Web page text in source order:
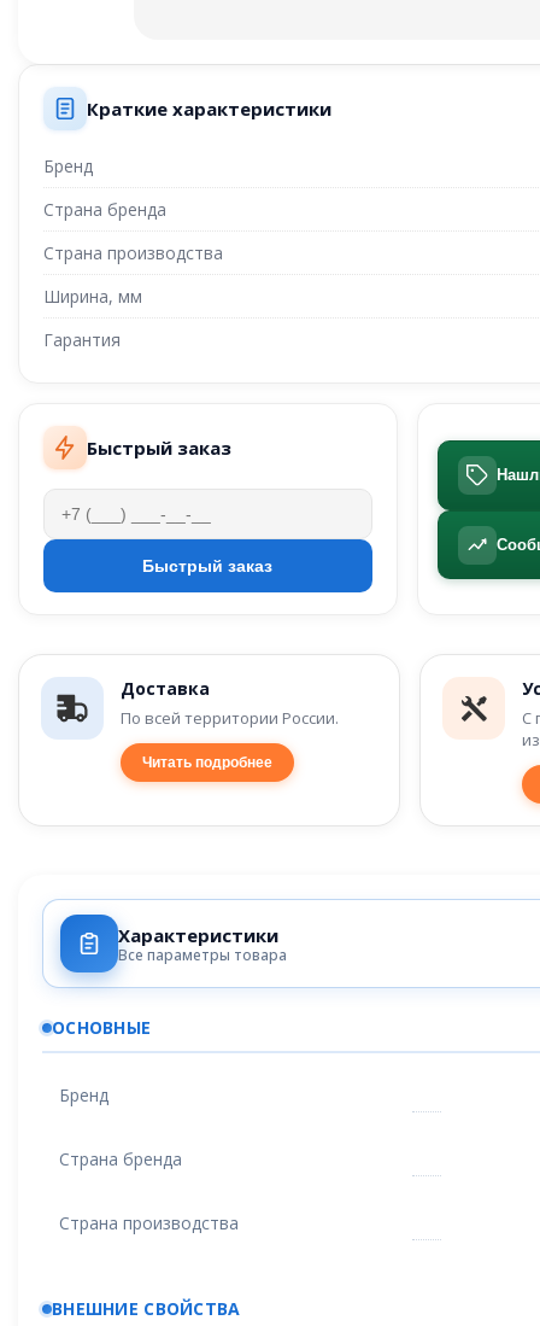
Краткие характеристики
Бренд
Страна бренда
Страна производства
Ширина, мм
Гарантия
Быстрый заказ
Доставка
По всей территории России.
Читать подробнее
С
Характеристики
Все параметры товара
ОСНОВНЫЕ
Бренд
Страна бренда
Страна производства
ВНЕШНИЕ СВОЙСТВА